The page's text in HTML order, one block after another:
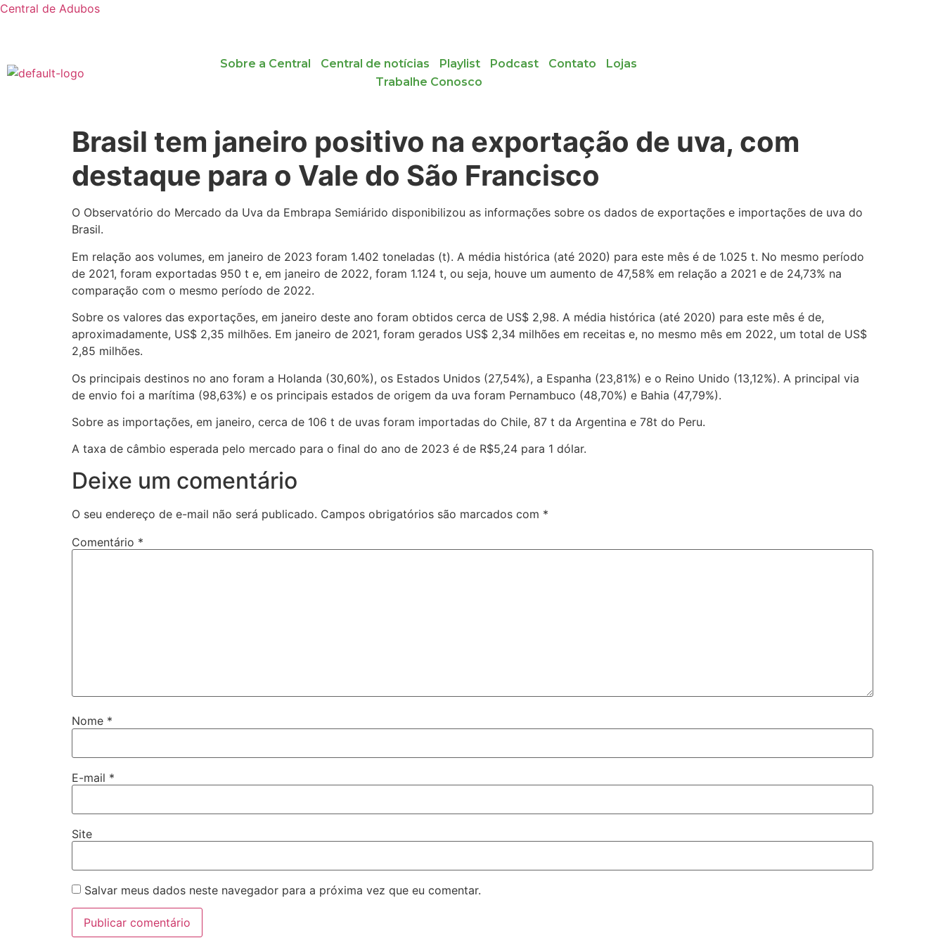
Central de Adubos
Sobre a Central Central de notícias Playlist Podcast Contato
Lojas
Trabalhe Conosco
Brasil tem janeiro positivo na exportação de uva, com
destaque para o Vale do São Francisco
O Observatório do Mercado da Uva da Embrapa Semiárido disponibilizou as informações sobre os dados de exportações e importações de uva do
Brasil.
Em relação aos volumes, em janeiro de 2023 foram 1.402 toneladas (t). A média histórica (até 2020) para este mês é de 1.025 t. No mesmo período
de 2021, foram exportadas 950 t e, em janeiro de 2022, foram 1.124 t, ou seja, houve um aumento de 47,58% em relação a 2021 e de 24,73% na
comparação com o mesmo período de 2022.
Sobre os valores das exportações, em janeiro deste ano foram obtidos cerca de US$ 2,98. A média histórica (até 2020) para este mês é de,
aproximadamente, US$ 2,35 milhões. Em janeiro de 2021, foram gerados US$ 2,34 milhões em receitas e, no mesmo mês em 2022, um total de US$
2,85 milhões.
Os principais destinos no ano foram a Holanda (30,60%), os Estados Unidos (27,54%), a Espanha (23,81%) e o Reino Unido (13,12%). A principal via
de envio foi a marítima (98,63%) e os principais estados de origem da uva foram Pernambuco (48,70%) e Bahia (47,79%).
Sobre as importações, em janeiro, cerca de 106 t de uvas foram importadas do Chile, 87 t da Argentina e 78t do Peru.
A taxa de câmbio esperada pelo mercado para o final do ano de 2023 é de R$5,24 para 1 dólar.
Deixe um comentário
O seu endereço de e-mail não será publicado. Campos obrigatórios são marcados com *
Comentário *
Nome *
E-mail *
Site
Salvar meus dados neste navegador para a próxima vez que eu comentar.